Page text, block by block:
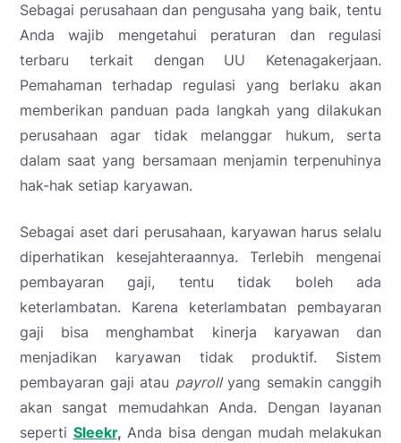
Sebagai perusahaan dan pengusaha yang baik, tentu
Anda wajib mengetahui peraturan dan regulasi
terbaru terkait dengan UU Ketenagakerjaan.
Pemahaman terhadap regulasi yang berlaku akan
memberikan panduan pada langkah yang dilakukan
perusahaan agar tidak melanggar hukum, serta
dalam saat yang bersamaan menjamin terpenuhinya
hak-hak setiap karyawan.
Sebagai aset dari perusahaan, karyawan harus selalu
diperhatikan kesejahteraannya. Terlebih mengenai
pembayaran gaji, tentu tidak boleh ada
keterlambatan. Karena keterlambatan pembayaran
gaji bisa menghambat kinerja karyawan dan
menjadikan karyawan tidak produktif. Sistem
pembayaran gaji atau payrollyang semakin canggih
akan sangat memudahkan Anda. Dengan layanan
seperti Sleekr, Anda bisa dengan mudah melakukan